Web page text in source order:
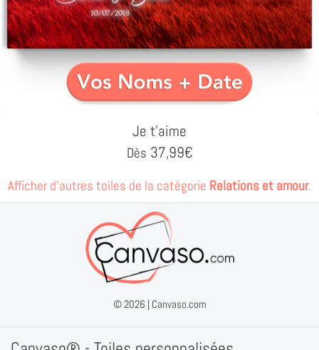
Je t'aime
Dès 37,99€
Afficher d'autres toiles de la catégorie Relations et amour.
© 2026 | Canvaso.com